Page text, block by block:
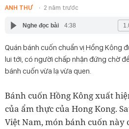
ANH THƯ 2 năm trước
Nghe đọc bài 4:38
Quán bánh cuốn chuẩn vị Hồng Kông
lui tới, có người chấp nhận đứng chờ
bánh cuốn vừa lạ vừa quen.
Bánh cuốn Hồng Kông xuất
của ẩm thực của Hong Kong.
Việt Nam, món bánh cuốn